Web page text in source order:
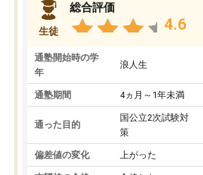
生徒
総合評価
4.6
通塾開始時の学
年
浪人生
通塾期間 4ヵ月～1年未満
通った目的
国公立2次試験対
策
偏差値の変化 上がった